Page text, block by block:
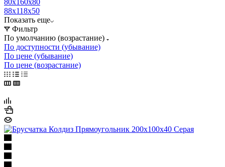
88х118х50
Показать еще
Фильтр
По умолчанию (возрастание)
По доступности (убывание)
По цене (убывание)
По цене (возрастание)